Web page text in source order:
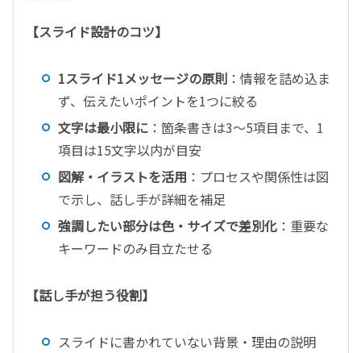
【スライド設計のコツ】
1スライド1メッセージの原則 ：情報を詰め込ま
ず、伝えたいポイントを1つに絞る
文字は最小限に ：箇条書きは3〜5項目まで、 1
項目は15文字以内が目安
図解・イラストを活用 ：プロセスや関係性は図
で示し、話し手が詳細を補足
強調したい部分は色・サイズで差別化 ：重要な
キーワードのみ目立たせる
【話し手が担う役割】
スライドに書かれていない背景・理由の説明